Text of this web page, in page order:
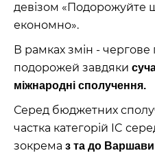
девізом «Подорожуйте
економно».
В рамках змін -
подорожей завдяки
міжнародні сполучення.
Серед бюджетних
частка категорій IC
зокрема з та до